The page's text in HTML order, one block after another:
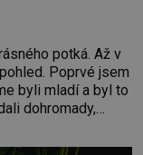
potká. Až v
Poprvé jsem
byli mladí a byl to
dohromady,
že